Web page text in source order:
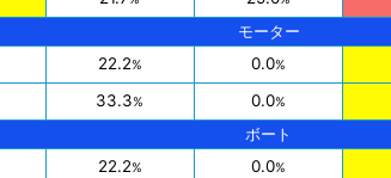
モーター
22.2% 0.0%
33.3% 0.0%
ボート
22.2% 0.0%